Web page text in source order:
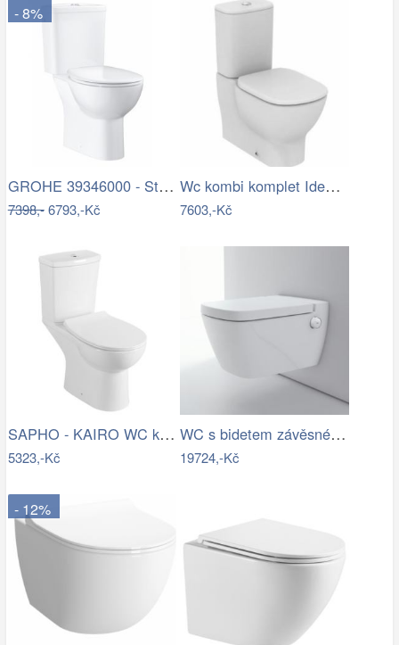
- 8%
GROHE 39346000 - Stojící toaleta BAU s…
7398,-6793,-Kč
Wc kombi komplet Ideal Standard Tesi…
7603,-Kč
SAPHO - KAIRO WC kombi, zadní odpad,…
5323,-Kč
WC s bidetem závěsné Tece TECEone…
19724,-Kč
- 12%